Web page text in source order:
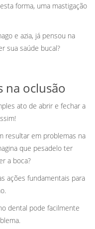
forma, uma mastigação
e azia, já pensou na
sua saúde bucal?
na oclusão
ato de abrir e fechar a
resultar em problemas na
que pesadelo ter
a boca?
ações fundamentais para
dental pode facilmente